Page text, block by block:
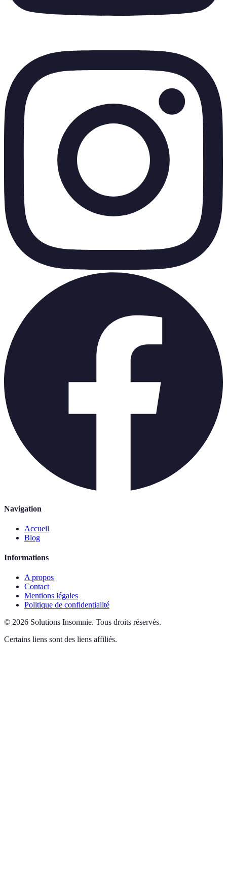
Navigation
Accueil
Blog
Informations
A propos
Contact
Mentions légales
Politique de confidentialité
© 2026 Solutions Insomnie. Tous droits réservés.
Certains liens sont des liens affiliés.